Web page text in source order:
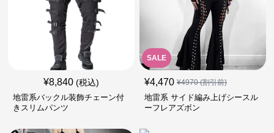
¥8,840 (税込)
地雷系バックル装飾チェーン付
きスリムパンツ
SALE
¥4,470 ¥4970(割引前)
地雷系 サイド編み上げシースル
ーフレアズボン